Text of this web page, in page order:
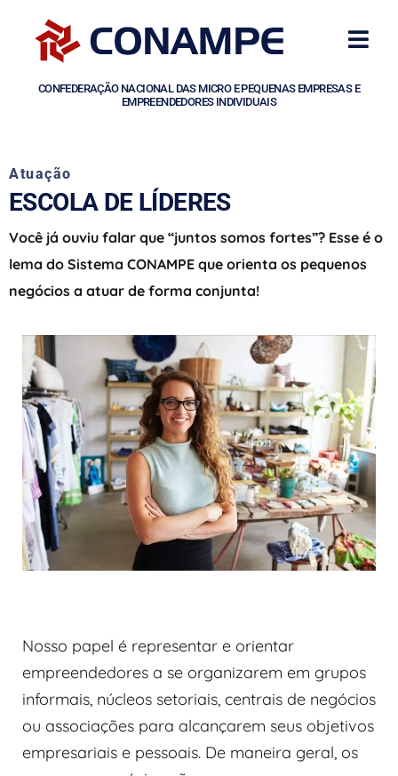
CONFEDERAÇÃO NACIONAL DAS MICRO E PEQUENAS EMPRESAS E
EMPREENDEDORES INDIVIDUAIS
Atuação
ESCOLA DE LÍDERES
Você já ouviu falar que “juntos somos fortes”? Esse é o
lema do Sistema CONAMPE que orienta os pequenos
negócios a atuar de forma conjunta!
Nosso papel é representar e orientar
empreendedores a se organizarem em grupos
informais, núcleos setoriais, centrais de negócios
ou associações para alcançarem seus objetivos
empresariais e pessoais. De maneira geral, os